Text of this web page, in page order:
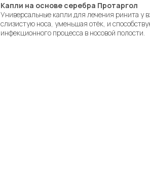
Капли на основе серебра Протаргол
Универсальные капли для лечения ринита у
слизистую носа, уменьшая отёк, и
инфекционного процесса в носовой полости.